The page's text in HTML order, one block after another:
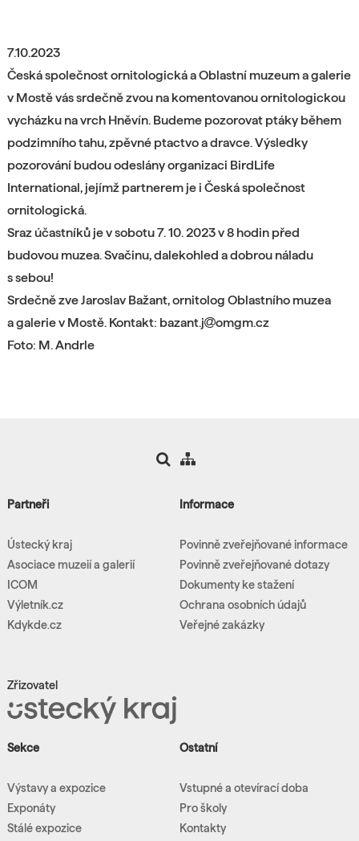
7.10.2023
Česká společnost ornitologická a Oblastní muzeum a galerie
v Mostě vás srdečně zvou na komentovanou ornitologickou
vycházku na vrch Hněvín. Budeme pozorovat ptáky během
podzimního tahu, zpěvné ptactvo a dravce. Výsledky
pozorování budou odeslány organizaci BirdLife
International, jejímž partnerem je i Česká společnost
ornitologická.
Sraz účastníků je v sobotu 7. 10. 2023 v 8 hodin před
budovou muzea.Svačinu, dalekohled a dobrou náladu
s sebou!
Srdečně zve Jaroslav Bažant, ornitolog Oblastního muzea
a galerie v Mostě. Kontakt: bazant.j
omgm.cz
Foto: M. Andrle
Partneři
Ústecký kraj
Asociace muzeií a galerií
ICOM
Výletník.cz
Kdykde.cz
Zřizovatel
Informace
Povinně zveřejňované informace
Povinně zveřejňované dotazy
Dokumenty ke stažení
Ochrana osobních údajů
Veřejné zakázky
Sekce
Výstavy a expozice
Exponáty
Stálé expozice
Ostatní
Vstupné a otevírací doba
Pro školy
Kontakty